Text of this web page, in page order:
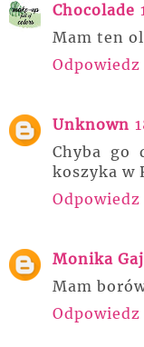
Chocolade
Mam ten
Odpowiedz
Unknown
Chyba go
koszyka w
Odpowiedz
Monika
Mam
Odpowiedz